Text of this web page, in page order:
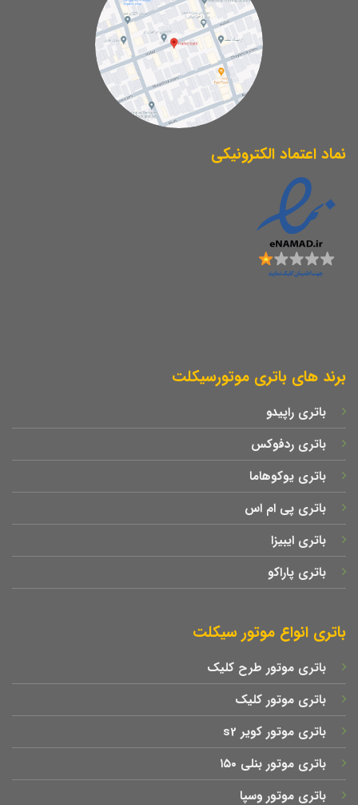
نماد اعتماد الکترونیکی
برند های باتری موتورسیکلت
باتری راپیدو
باتری ردفوکس
باتری یوکوهاما
باتری پی ام اس
باتری ایبیزا
باتری پاراکو
باتری انواع موتور سیکلت
باتری موتور طرح کلیک
باتری موتور کلیک
باتری موتور کویر s2
باتری موتور بنلی ۱۵۰
باتری موتور وسپا